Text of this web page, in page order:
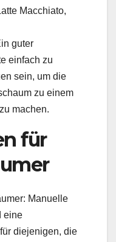
Macchiato,
guter
einfach zu
sein, um die
zu einem
machen.
für
Manuelle
eine
diejenigen, die